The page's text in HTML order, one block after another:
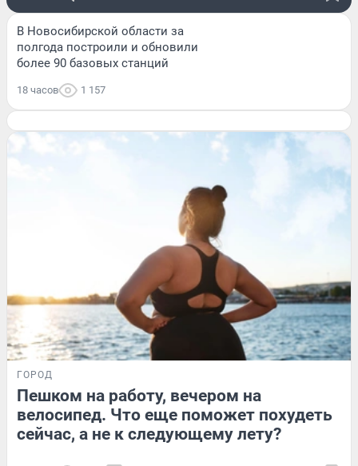
В Новосибирской области за
полгода построили и обновили
более 90 базовых станций
18 часов 1 157
ГОРОД
Пешком на работу, вечером на
велосипед. Что еще поможет похудеть
сейчас, а не к следующему лету?